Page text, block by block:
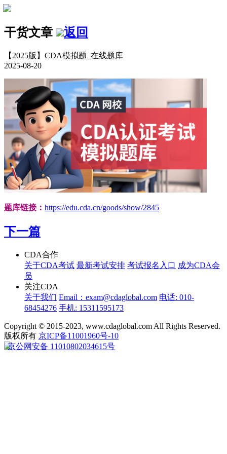
干货文章 返回
【2025版】CDA模拟题_在线题库
2025-08-20
题库链接： https://edu.cda.cn/goods/show/2845
下一篇
CDA合作
关于CDA考试 最新考试安排 考试报名入口 成为CDA会
员
关注CDA
关于我们 Email：exam@cdaglobal.com 电话: 010-
68454276 手机: 15311595173
Copyright © 2015-2023, www.cdaglobal.com All Rights Reserved.
版权所有 京ICP备11001960号-10
京公网安备 11010802034615号